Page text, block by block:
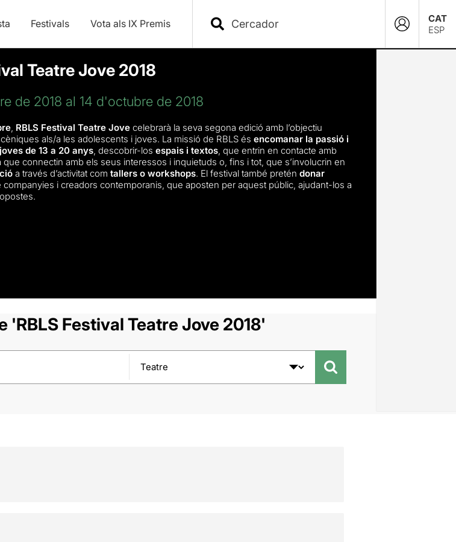
Festivals Vota als IX Premis
CAT
ESP
Teatre Jove 2018
de 2018 al 14 d'octubre de 2018
, RBLS Festival Teatre Jovecelebrarà la seva segona edició amb l’objectiu
als/a les adolescents i joves. La missió de RBLS és encomanar la passió i
de 13 a 20 anys, descobrir-los espais i textos, que entrin en contacte amb
connectin amb els seus interessos i inquietuds o, fins i tot, que s’involucrin en
a través d’activitat com tallers o workshops. El festival també pretén donar
companyies i creadors contemporanis, que aposten per aquest públic, ajudant-los a
'RBLS Festival Teatre Jove 2018'